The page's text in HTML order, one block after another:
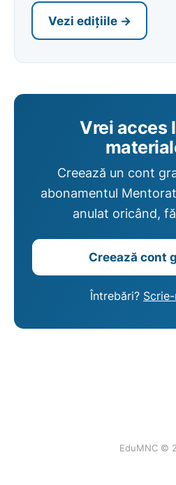
Vezi edițiile →
Vrei acces
Creează un cont
abonamentul
anulat oricând,
Creează cont
Întrebări?
EduMNC ©